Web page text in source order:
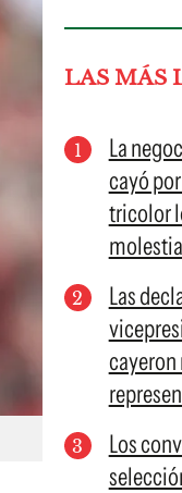
LAS MÁS
La
cayó
tricolor
Las
cayeron
Los